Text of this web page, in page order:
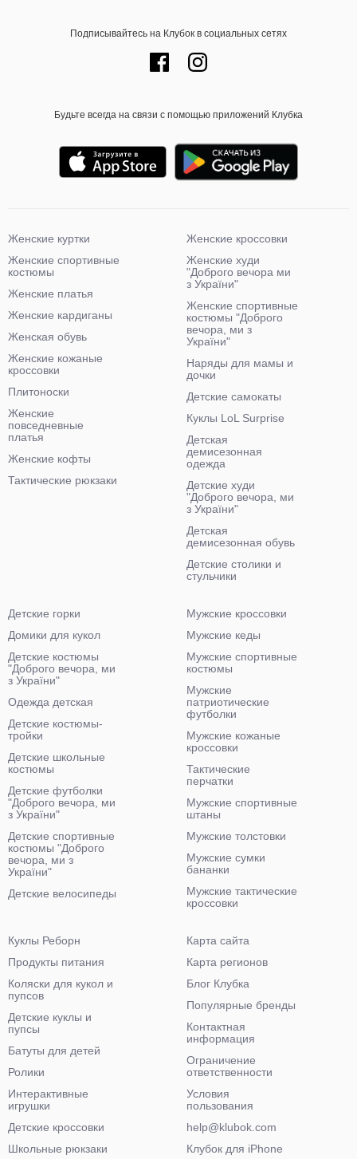
Подписывайтесь на Клубок в социальных сетях
Будьте всегда на связи с помощью приложений Клубка
Женские куртки
Женские спортивные
костюмы
Женские платья
Женские кардиганы
Женская обувь
Женские кожаные
кроссовки
Плитоноски
Женские
повседневные
платья
Женские кофты
Тактические рюкзаки
Женские кроссовки
Женские худи
"Доброго вечора ми
з України"
Женские спортивные
костюмы "Доброго
вечора, ми з
України"
Наряды для мамы и
дочки
Детские самокаты
Куклы LoL Surprise
Детская
демисезонная
одежда
Детские худи
"Доброго вечора, ми
з України"
Детская
демисезонная обувь
Детские столики и
стульчики
Детские горки
Домики для кукол
Детские костюмы
"Доброго вечора, ми
з України"
Одежда детская
Детские костюмы-
тройки
Детские школьные
костюмы
Детские футболки
"Доброго вечора, ми
з України"
Детские спортивные
костюмы "Доброго
вечора, ми з
України"
Детские велосипеды
Мужские кроссовки
Мужские кеды
Мужские спортивные
костюмы
Мужские
патриотические
футболки
Мужские кожаные
кроссовки
Тактические
перчатки
Мужские спортивные
штаны
Мужские толстовки
Мужские сумки
бананки
Мужские тактические
кроссовки
Куклы Реборн
Продукты питания
Коляски для кукол и
пупсов
Детские куклы и
пупсы
Батуты для детей
Ролики
Интерактивные
игрушки
Детские кроссовки
Школьные рюкзаки
Карта сайта
Карта регионов
Блог Клубка
Популярные бренды
Контактная
информация
Ограничение
ответственности
Условия
пользования
help@klubok.com
Клубок для iPhone